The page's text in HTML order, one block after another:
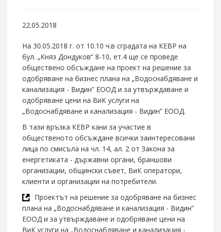
22.05.2018
На 30.05.2018 г. от 10.10 ч.в сградата на КЕВР на
бул. „Княз Дондуков“ 8-10, ет.4 ще се проведе
обществено обсъждане на проект на решение за
одобряване на бизнес плана на „Водоснабдяване и
канализация - Видин” ЕООД и за утвърждаване и
одобряване цени на ВиК услуги на
„Водоснабдяване и канализация - Видин” ЕООД.
В тази връзка КЕВР кани за участие в
общественото обсъждане всички заинтересовани
лица по смисъла на чл. 14, ал. 2 от Закона за
енергетиката - държавни органи, браншови
организации, общински съвет, ВиК оператори,
клиенти и организации на потребители.
Проектът на решение за одобряване на бизнес
плана на „Водоснабдяване и канализация - Видин”
ЕООД и за утвърждаване и одобряване цени на
ВиК услуги на „Водоснабдяване и канализация -